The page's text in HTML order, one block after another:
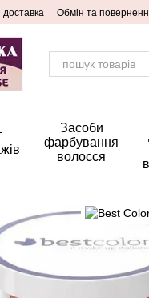
доставка Обмін та
Засоби
фарбування
волосся